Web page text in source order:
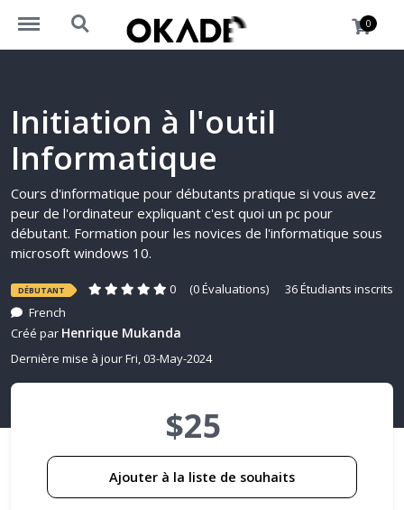
https://www.okademy.africa/menu
https://www.okademy.africa/search 0
Initiation à l'outil
Informatique
Cours d'informatique pour débutants pratique si vous avez
peur de l'ordinateur expliquant c'est quoi un pc pour
débutant. Formation pour les novices de l'informatique sous
microsoft windows 10.
DÉBUTANT 0 (0 Évaluations)
36 Étudiants inscrits
French
Créé par Henrique Mukanda
Dernière mise à jour Fri, 03-May-2024
$25
Ajouter à la liste de souhaits